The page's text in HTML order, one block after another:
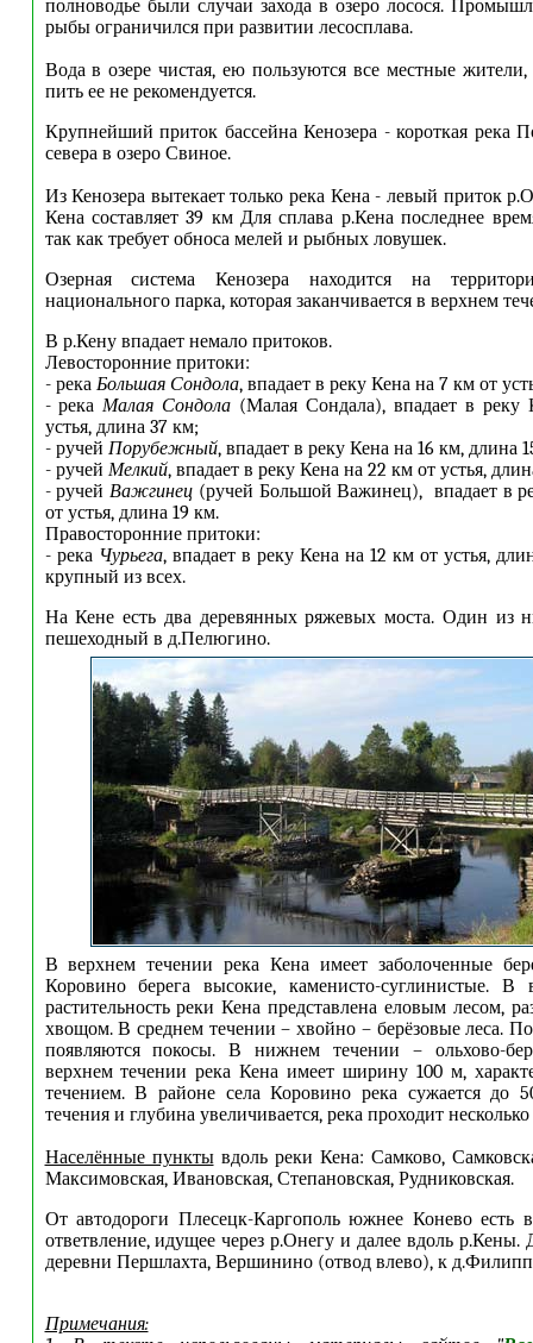
полноводье были случаи захода в озеро лосося.
рыбы ограничился при развитии лесосплава.
Вода в озере чистая, ею пользуются все местные
пить ее не рекомендуется.
Крупнейший приток бассейна Кенозера - короткая река
севера в озеро Свиное.
Из Кенозера вытекает только река Кена - левый приток
Кена составляет 39 км Для сплава р.Кена последнее
так как требует обноса мелей и рыбных ловушек.
Озерная система Кенозера находится на
национального парка, которая заканчивается в верхнем
В р.Кену впадает немало притоков.
Левосторонние притоки:
- река Большая Сондола, впадает в реку Кена на 7 км от
- рекаМалая Сондола (Малая Сондала), впадает в реку
устья, длина 37 км;
- ручей Порубежный, впадает в реку Кена на 16 км, длина
- ручей Мелкий, впадает в реку Кена на 22 км от устья,
- ручейВажгинец (ручей Большой Важинец), впадает в
от устья, длина 19 км.
Правосторонние притоки:
- река Чурьега, впадает в реку Кена на 12 км от устья,
крупный из всех.
На Кене есть два деревянных ряжевых моста. Один из
пешеходный в д.Пелюгино.
В верхнем течении река Кена имеет заболоченные
Коровино берега высокие, каменисто-суглинистые. В
растительность реки Кена представлена еловым лесом,
хвощом. В среднем течении – хвойно – берёзовые леса.
появляются покосы. В нижнем течении – ольхово-
верхнем течении река Кена имеет ширину 100 м,
течением. В районе села Коровино река сужается до
течения и глубина увеличивается, река проходит несколько
Населённые пунктывдоль реки Кена: Самково,
Максимовская, Ивановская, Степановская, Рудниковская.
От автодороги Плесецк-Каргополь южнее Конево есть
ответвление, идущее через р.Онегу и далее вдоль р.Кены.
деревни Першлахта, Вершинино (отвод влево), к
Примечания: